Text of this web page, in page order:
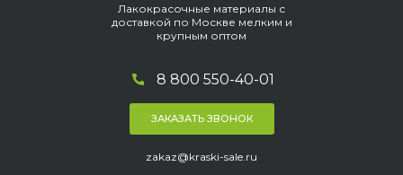
Лакокрасочные материалы с
доставкой по Москве мелким и
крупным оптом
8 800 550-40-01
ЗАКАЗАТЬ ЗВОНОК
zakaz@kraski-sale.ru